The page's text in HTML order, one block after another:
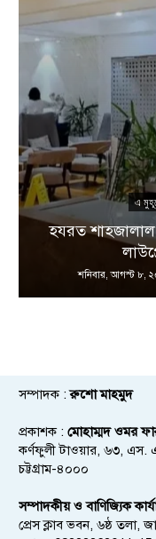
এ
হযরত শাহজালাল
শনিবার, আগস্ট ৮,
সম্পাদক :রুশো মাহমুদ
প্রকাশক : মোহাম্মদ ওমর
কর্ণফুলী টাওয়ার, ৬৩, এস.
চট্টগ্রাম-৪০০০
সম্পাদকীয় ও বাণিজ্যিক
প্রেস ক্লাব ভবন, ৬ষ্ঠ তলা,